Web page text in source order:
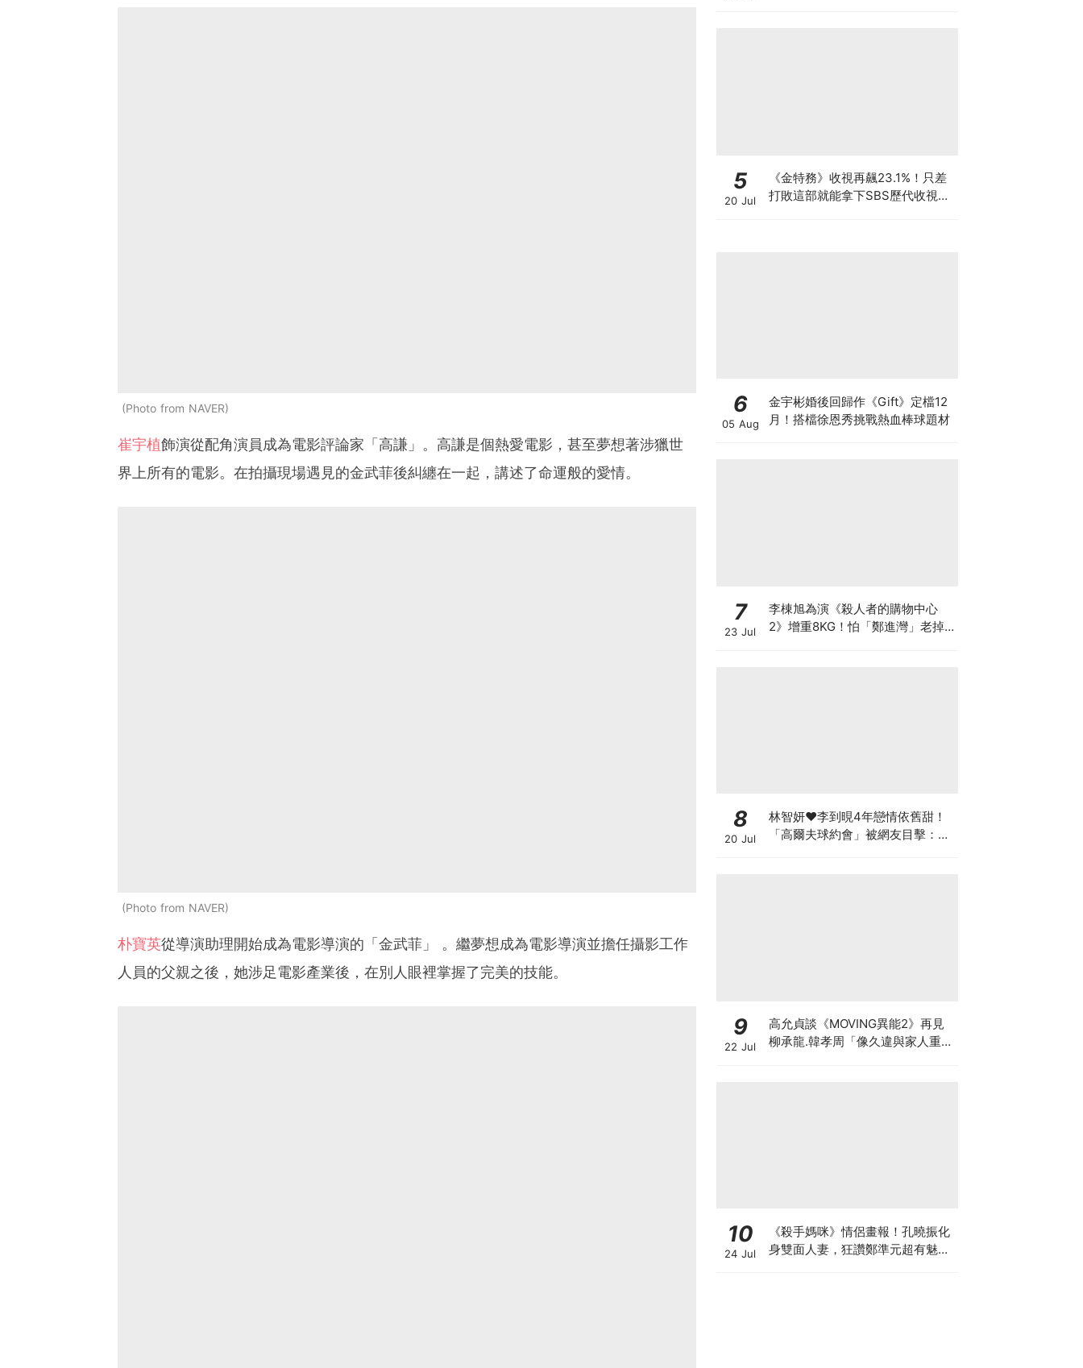
Photo from NAVER
崔宇植飾演從配角演員成為電影評論家「高謙」。高謙是個熱愛電影，甚至夢想著涉獵世
界上所有的電影。在拍攝現場遇見的金武菲後糾纏在一起，講述了命運般的愛情。
Photo from NAVER
朴寶英從導演助理開始成為電影導演的「金武菲」 。繼夢想成為電影導演並擔任攝影工作
人員的父親之後，她涉足電影產業後，在別人眼裡掌握了完美的技能。
5
20 Jul
《金特務》收視再飆23.1%！只差
打敗這部就能拿下SBS歷代收視冠
6
05 Aug
金宇彬婚後回歸作《Gift》定檔12
月！搭檔徐恩秀挑戰熱血棒球題材
7
23 Jul
李棟旭為演《殺人者的購物中心
2》增重8KG！怕「鄭進灣」老掉
8
20 Jul
林智妍♥李到晛4年戀情依舊甜！
「高爾夫球約會」被網友目擊：還
9
22 Jul
高允貞談《MOVING異能2》再見
柳承龍.韓孝周「像久違與家人重
10
24 Jul
《殺手媽咪》情侶畫報！孔曉振化
身雙面人妻，狂讚鄭準元超有魅